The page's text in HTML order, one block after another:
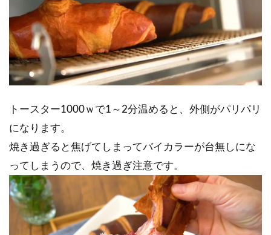
トースター1000ｗで1～2分温めると、外側がパリパリ
になります。
焼き過ぎると焦げてしまってバイカラーが台無しにな
ってしまうので、焼き過ぎ注意です。